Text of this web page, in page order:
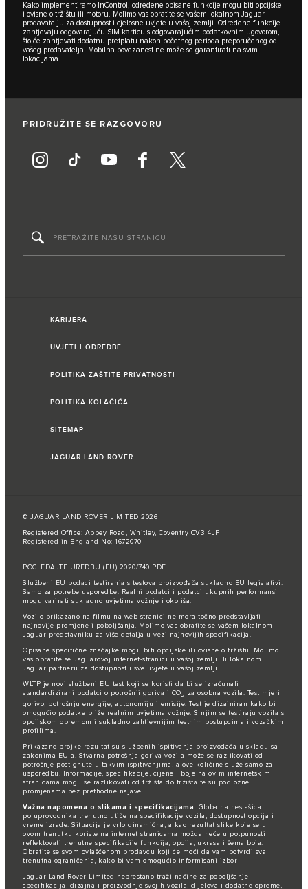
Kako implementiramo InControl, određene opisane funkcije mogu biti opcijske
i ovisne o tržištu ili motoru. Molimo vas obratite se vašem lokalnom Jaguar
prodavatelju za dostupnost i cjelosne uvjete u vašoj zemlji. Određene funkcije
zahtjevaju odgovarajuću SIM karticu s odgovarajućim podatkovnim ugovorom,
što će zahtjevati dodatnu pretplatu nakon početnog perioda preporučenog od
vašeg prodavatelja. Mobilna povezanost ne može se garantirati na svim
lokacijama.
PRIDRUŽITE SE RAZGOVORU
KARIJERA
UVJETI I ODREDBE
POLITIKA ZAŠTITE PRIVATNOSTI
POLITIKA KOLAČIĆA
SITEMAP
JAGUAR LAND ROVER
© JAGUAR LAND ROVER LIMITED 2026
Registered Office: Abbey Road, Whitley, Coventry CV3 4LF
Registered in England No: 1672070
POGLEDAJTE UREDBU (EU) 2020/740 PDF
Službeni EU podaci testiranja s testova proizvođača sukladno EU legislativi.
Samo za potrebe usporedbe. Realni podatci i podatci ukupnih performansi
mogu varirati sukladno uvjetima vožnje i okoliša.
Vozilo prikazano na filmu na web stranici ne mora točno predstavljati
najnovije promjene i poboljšanja. Molimo vas obratite se vašem lokalnom
Jaguar predstavniku za više detalja u vezi najnovijih specifikacija.
Opisane specifične značajke mogu biti opcijske ili ovisne o tržištu. Molimo
vas obratite se Jaguarovoj internet-stranici u vašoj zemlji ili lokalnom
Jaguar partneru za dostupnost i sve uvjete u vašoj zemlji.
WLTP je novi službeni EU test koji se koristi da bi se izračunali
standardizirani podatci o potrošnji goriva i CO2
za osobna vozila. Test mjeri
gorivo, potrošnju energije, autonomiju i emisije. Test je dizajniran kako bi
omogućio podatke bliže realnim uvjetima vožnje. S njim se testiraju vozila s
opcijskom opremom i sukladno zahtjevnijim testnim postupcima i vozačkim
profilima.
Prikazane brojke rezultat su službenih ispitivanja proizvođača u skladu sa
zakonima EU-a. Stvarna potrošnja goriva vozila može se razlikovati od
potrošnje postignute u takvim ispitivanjima, a ove količine služe samo za
usporedbu. Informacije, specifikacije, cijene i boje na ovim internetskim
stranicama mogu se razlikovati od tržišta do tržišta te su podložne
promjenama bez prethodne najave.
Važna napomena o slikama i specifikacijama. Globalna nestašica
poluprovodnika trenutno utiče na specifikacije vozila, dostupnost opcija i
vreme izrade. Situacija je vrlo dinamična, a kao rezultat slike koje se u
ovom trenutku koriste na internet stranicama možda neće u potpunosti
reflektovati trenutne specifikacije funkcija, opcija, ukrasa i šema boja.
Obratite se svom ovlašćenom prodavcu koji će moći da vam potvrdi sva
trenutna ograničenja, kako bi vam omogućio informisani izbor
Jaguar Land Rover Limited neprestano traži načine za poboljšanje
specifikacija, dizajna i proizvodnje svojih vozila, dijelova i dodatne opreme,